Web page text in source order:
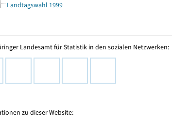
Landtagswahl 1999
Landesamt für Statistik in den sozialen Netzwerken:
zu dieser Website: